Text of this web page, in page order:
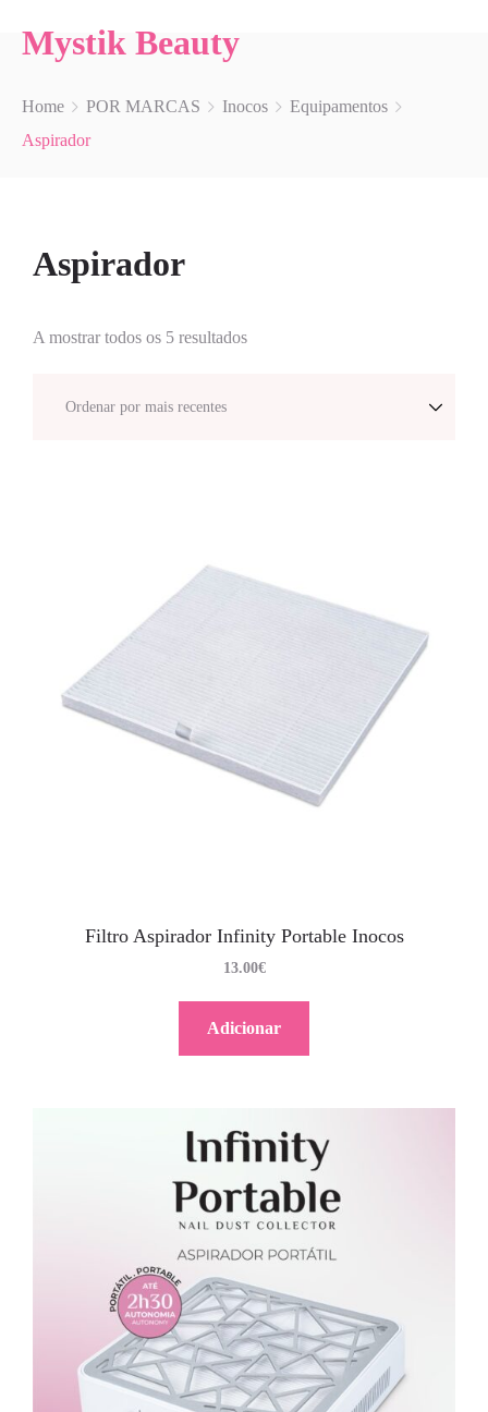
Mystik Beauty
Home POR MARCAS Inocos
Equipamentos
Aspirador
Aspirador
A mostrar todos os 5 resultados
Filtro Aspirador Infinity Portable Inocos
13.00€
Adicionar